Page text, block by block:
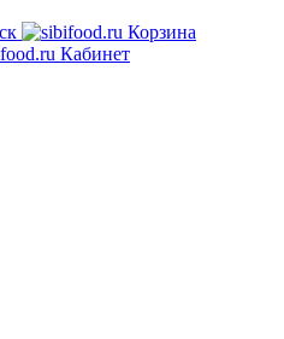
Корзина
Кабинет